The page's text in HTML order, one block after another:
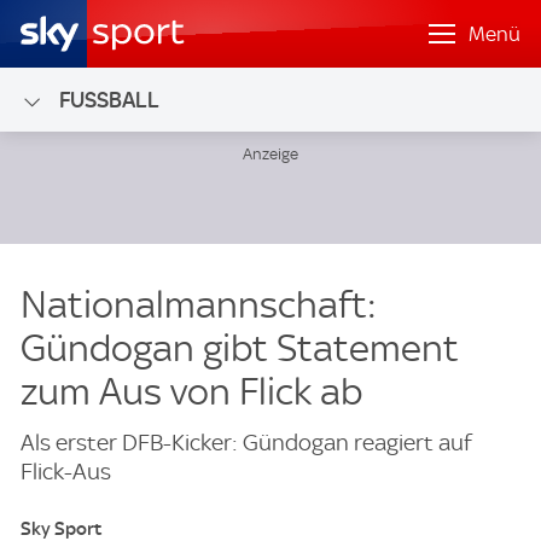
Menü
FUSSBALL
Nationalmannschaft:
Gündogan gibt Statement
zum Aus von Flick ab
Als erster DFB-Kicker: Gündogan reagiert auf
Flick-Aus
Sky Sport